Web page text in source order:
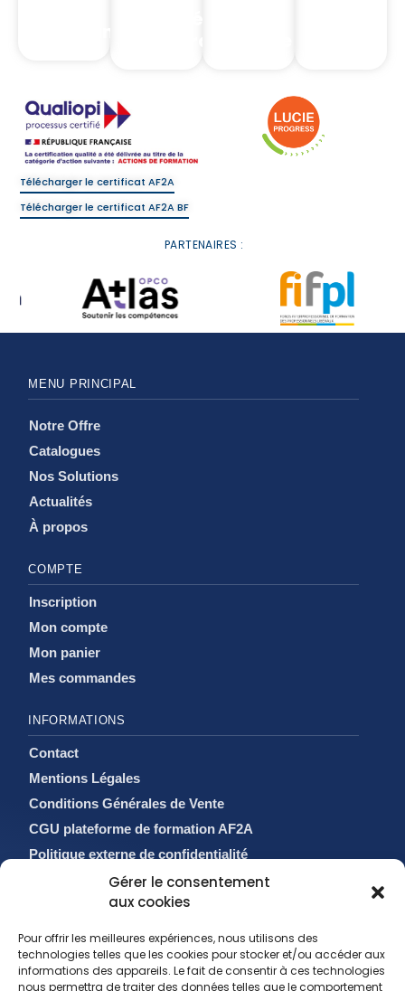
Gérer le consentement
aux cookies
Pour offrir les meilleures expériences, nous utilisons des
technologies telles que les cookies pour stocker et/ou accéder aux
informations des appareils. Le fait de consentir à ces technologies
nous permettra de traiter des données telles que le comportement
Télécharger le certificat AF2A
Télécharger le certificat AF2A BF
PARTENAIRES :
INFORMATIONS
Contact
Mentions Légales
Conditions Générales de Vente
CGU plateforme de formation AF2A
Politique externe de confidentialité
Politique de cookies (EU)
MENU PRINCIPAL
Notre Offre
Catalogues
Nos Solutions
Actualités
À propos
COMPTE
Inscription
Mon compte
Mon panier
Mes commandes